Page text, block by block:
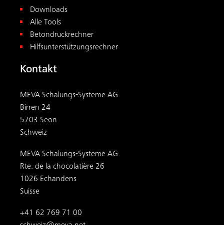
Downloads
Alle Tools
Betondruckrechner
Hilfsunterstützungsrechner
Kontakt
MEVA Schalungs-Systeme AG
Birren 24
5703 Seon
Schweiz
MEVA Schalungs-Systeme AG
Rte. de la chocolatière 26
1026 Echandens
Suisse
+41 62 769 71 00